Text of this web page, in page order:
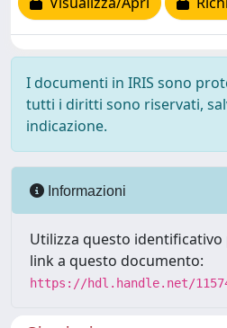
I documenti in IRIS sono
tutti i diritti sono riservati,
indicazione.
Informazioni
Utilizza questo
link a questo documento:
https://hdl.handle.net/